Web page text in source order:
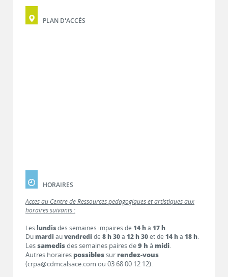
PLAN D'ACCÈS
HORAIRES
Accès au Centre de Ressources pédagogiques et artistiques aux
horaires suivants :
Les lundisdes semaines impaires de 14 hà 17 h.
Dumardi auvendredi de 8 h 30à 12 h 30et de 14 hà 18 h.
Lessamedisdes semaines paires de9 h à midi.
Autres horaires possiblessur rendez-vous
(crpa@cdmcalsace.com ou 03 68 00 12 12).